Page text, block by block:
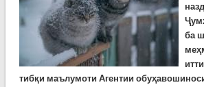
ба
тибқи маълумоти Агентии